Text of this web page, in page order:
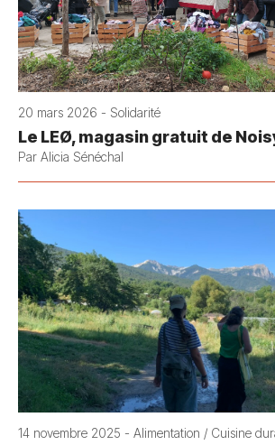
20 mars 2026 - Solidarité
Le LEØ, magasin gratuit de
Par Alicia Sénéchal
14 novembre 2025 - Alimentation / Cuisine